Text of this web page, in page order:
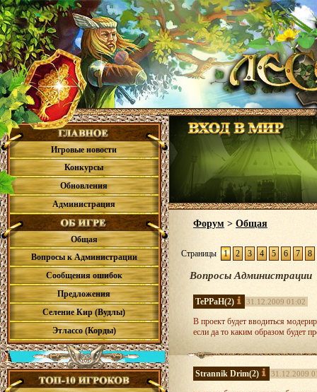
Игровые новости
Конкурсы
Обновления
Администрация
Общая
Вопросы к Администрации
Сообщения ошибок
Предложения
Селение Кир (Вудлы)
Этлассо (Корды)
Форум > Общая
Страницы 1 2 3 4 5 6 7 8
Вопросы Администрации
TePPaH(2) 31.12.2009 01:02
В проект будет вводиться
если да то каким образом будет
Strannik Drim(2) 31.12.2009